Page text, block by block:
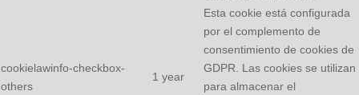
cookielawinfo-checkbox-
others
1 year
Esta cookie está configurada
por el complemento de
consentimiento de cookies de
GDPR. Las cookies se utilizan
para almacenar el